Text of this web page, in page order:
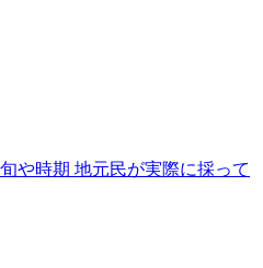
や時期 地元民が実際に採って